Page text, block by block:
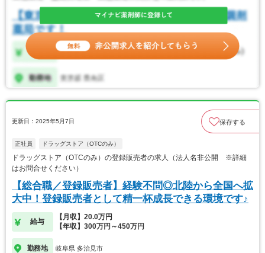
更新日：2025年5月7日 保存する
正社員 ドラッグストア（OTCのみ）
ドラッグストア（OTCのみ）の登録販売者の求人（法人名非公開 ※詳細
はお問合せください）
【総合職／登録販売者】経験不問◎北陸から全国へ拡
大中！登録販売者として精一杯成長できる環境です♪
給与
【月収】20.0万円
【年収】300万円～450万円
勤務地 岐阜県 多治見市